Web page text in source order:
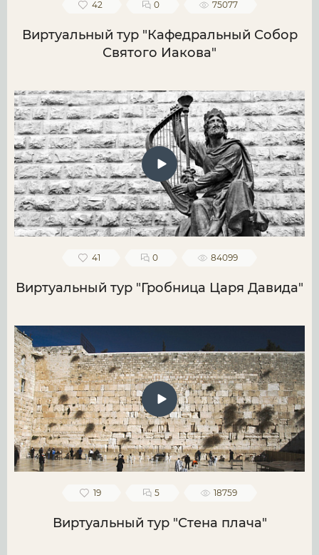
42 0 75077
Виртуальный тур "Кафедральный Собор
Святого Иакова"
41 0 84099
Виртуальный тур "Гробница Царя Давида"
19 5 18759
Виртуальный тур "Стена плача"